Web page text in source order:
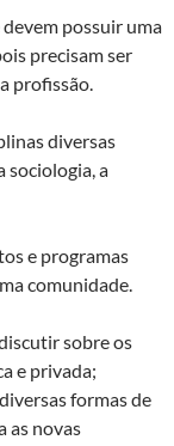
possuir uma
precisam ser
profissão.
diversas
sociologia, a
e programas
comunidade.
sobre os
e privada;
formas de
as novas